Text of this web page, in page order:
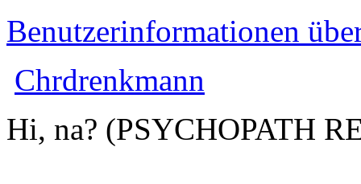
Benutzerinformationen
Chrdrenkmann
Hi, na? (PSYCHOPATH